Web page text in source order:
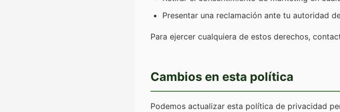
Presentar una reclamación ante tu autoridad
Para ejercer cualquiera de estos derechos,
Cambios en esta política
Podemos actualizar esta política de privacidad